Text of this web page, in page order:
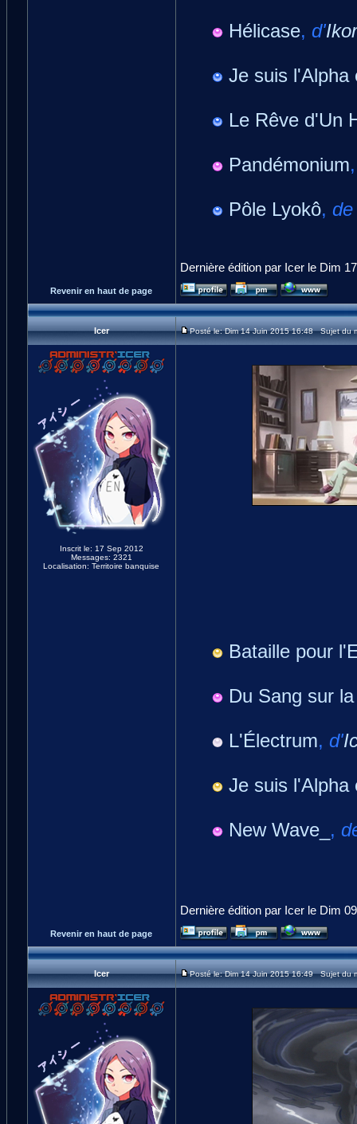
Hélicase, d'
Je suis l'Alpha
Le Rêve d'Un
Pandémonium
Pôle Lyokô,
Dernière édition par Icer le Dim
Revenir en haut de page
Icer Posté le: Dim 14 Juin 2015 16:48 Sujet du
Inscrit le: 17 Sep 2012
Messages: 2321
Localisation: Territoire banquise
Bataille pour
Du Sang sur
L'Électrum, d'
Je suis l'Alpha
New Wave_ ,
Dernière édition par Icer le Dim
Revenir en haut de page
Icer Posté le: Dim 14 Juin 2015 16:49 Sujet du